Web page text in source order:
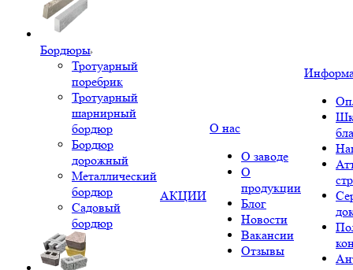
Бордюры
Тротуарный
поребрик
Тротуарный
шарнирный
бордюр
Бордюр
дорожный
Металлический
бордюр
Садовый
бордюр
АКЦИИ
О нас
О заводе
О
продукции
Блог
Новости
Вакансии
Отзывы